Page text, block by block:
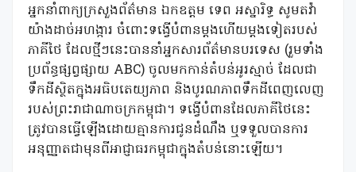
អ្នកនាំពាក្យក្រសួងព័ត៌មាន ឯកឧត្តម ទេព អស្នារិទ្ធ សូមតវ៉ា
យ៉ាងដាច់អហង្ការ ចំពោះទង្វើបំពានម្ដងហើយម្ដងទៀតរបស់
ភាគីថៃ ដែលថ្មីៗនេះបាននាំអ្នកសារព័ត៌មានបរទេស (រួមទាំង
ប្រព័ន្ធផ្សព្វផ្សាយ ABC) ចូលមកកាន់តំបន់អូរស្មាច់ ដែលជា
ទឹកដីស្ថិតក្នុងអធិបតេយ្យភាព និងបូរណភាពទឹកដីពេញលេញ
របស់ព្រះរាជាណាចក្រកម្ពុជា។ ទង្វើបំពានដែលភាគីថៃនេះ
ត្រូវបានធ្វើឡើងដោយគ្មានការជូនដំណឹង ឬទទួលបានការ
អនុញ្ញាតជាមុនពីអាជ្ញាធរកម្ពុជាក្នុងតំបន់នោះឡើយ។